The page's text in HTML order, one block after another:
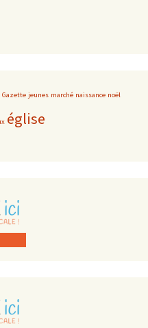
Gazette jeunes marché naissance noël
église